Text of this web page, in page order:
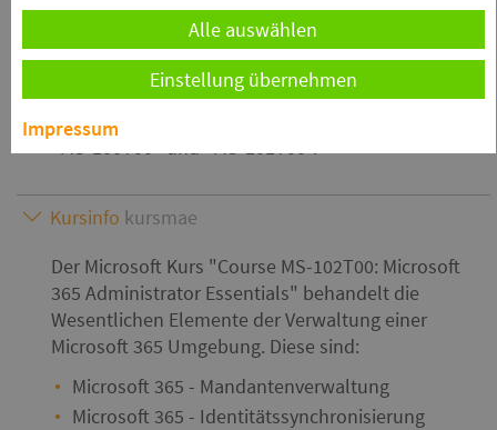
Diese Schulung bereitet Sie Optimal auf die Prüfung
"Exam MS-102: Microsoft 365-Administrator*in" vor
und vervollständigt damit den Lernpfad für die
Zertifizierung zum "Microsoft 365 Certified:
Administrator Expert". Dieser Kurs ersetzt die Kurse
"MS-100T00" und "MS-101T00".
Kursinfo kursmae
Der Microsoft Kurs
Course MS-102T00: Microsoft
365 Administrator Essentials
behandelt die
Wesentlichen Elemente der Verwaltung einer
Microsoft 365 Umgebung. Diese sind:
Microsoft 365 - Mandantenverwaltung
Microsoft 365 - Identitätssynchronisierung
Alle auswählen
Einstellung übernehmen
Impressum